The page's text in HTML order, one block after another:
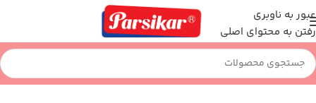
عبور به ناوبری
رفتن به محتوای اصلی
خانه اداری و بایگانی منگنه